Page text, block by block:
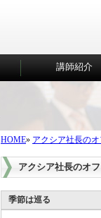
講師紹介
HOME» アクシア社長の
アクシア社長のオ
季節は巡る